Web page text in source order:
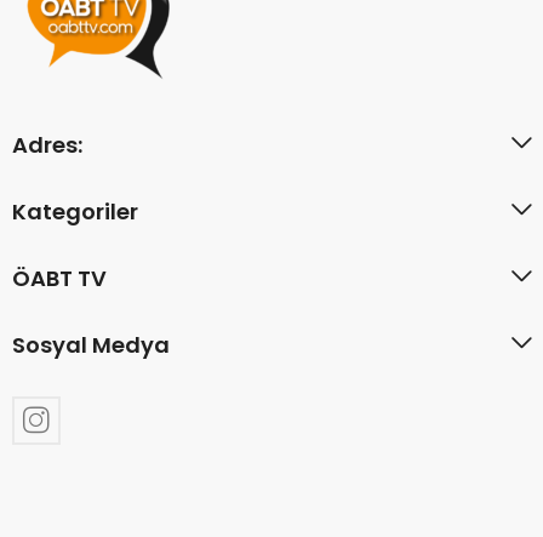
Adres:
Kategoriler
ÖABT TV
Sosyal Medya